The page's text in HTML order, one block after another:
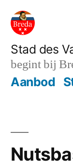
naar
inhoud
Stad des
begint bij
Aanbod